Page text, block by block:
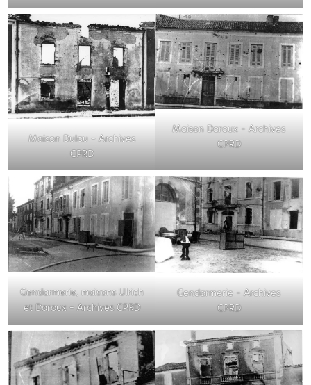
Maison Dulau – Archives
CPRD
Maison Daroux – Archives
CPRD
Gendarmerie, maisons Ulrich
et Daroux – Archives CPRD
Gendarmerie – Archives
CPRD